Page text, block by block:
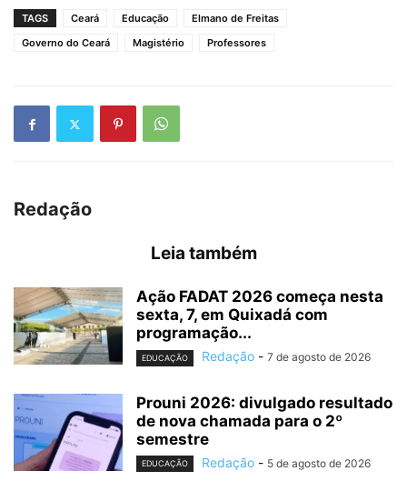
TAGS Ceará Educação
Elmano de Freitas
Governo do Ceará
Magistério Professores
Redação
Leia também
Ação FADAT 2026 começa nesta
sexta, 7, em Quixadá com
programação...
EDUCAÇÃO Redação - 7 de agosto de 2026
Prouni 2026: divulgado resultado
de nova chamada para o 2º
semestre
EDUCAÇÃO Redação - 5 de agosto de 2026